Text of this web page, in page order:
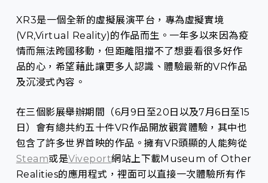
XR3是一個全新的虛擬展演平台，專為虛擬實境
(VR,Virtual Reality)的作品而生。一年多以來因為疫
情而無法跨國移動，但距離阻擋不了想要看很多好作
品的心，希望藉此讓更多人認識、體驗最新的VR作品
及沉浸式內容。
在三個影展舉辦期間（6月9日至20日以及7月6日至15
日）會有總共約五十件VR作品開放觀賞體驗，其中也
包含了許多世界首映的作品。擁有VR頭顯的人能夠從
Steam或是Viveport網站上下載Museum of Other
Realities的應用程式，裡面可以直接一次體驗所有作